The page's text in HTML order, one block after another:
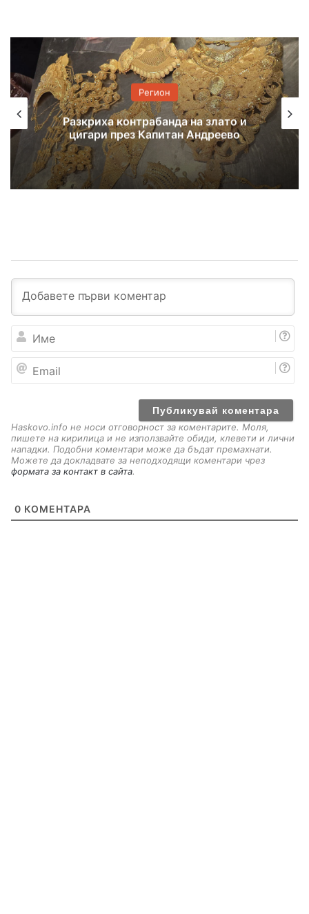
Регион
7 екипа гасиха пожар, тръгнал от
балиране на слама
е
a
Haskovo.info не носи отговорност за коментарите. Моля,
пишете на кирилица и не използвайте обиди, клевети и лични
нападки. Подобни коментари може да бъдат премахнати.
Можете да докладвате за неподходящи коментари чрез
формата за контакт в сайта.
0 КОМЕНТАРА